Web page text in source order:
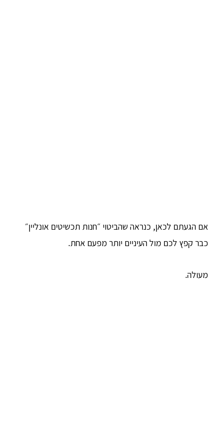
אם הגעתם לכאן, כנראה שהביטוי ״חנות תכשיטים אונליין״
כבר קפץ לכם מול העיניים יותר מפעם אחת.
מעולה.